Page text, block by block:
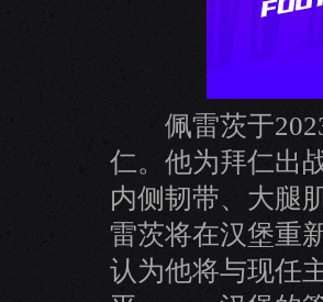
佩雷茨于2023
仁。他为拜仁出
内侧韧带、大
雷茨将在汉堡重
认为他将与现任